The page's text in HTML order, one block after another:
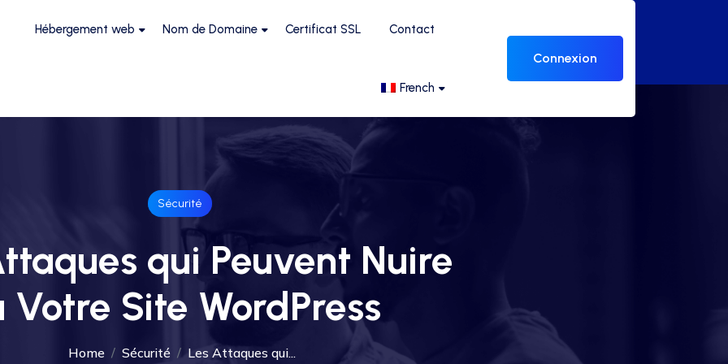
Hébergement web Nom de Domaine Certificat SSL Contact
French
Connexion
Sécurité
qui Peuvent Nuire
Votre Site WordPress
Home Sécurité Les Attaques qui...